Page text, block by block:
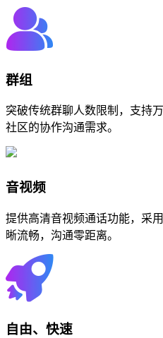
群组
突破传统群聊人数限制，支持
社区的协作沟通需求。
音视频
提供高清音视频通话功能，采
晰流畅，沟通零距离。
自由、快速